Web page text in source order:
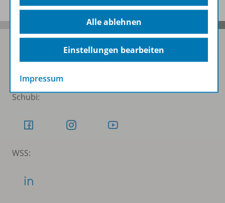
Schubi:
WSS:
Alle ablehnen
Einstellungen bearbeiten
Impressum